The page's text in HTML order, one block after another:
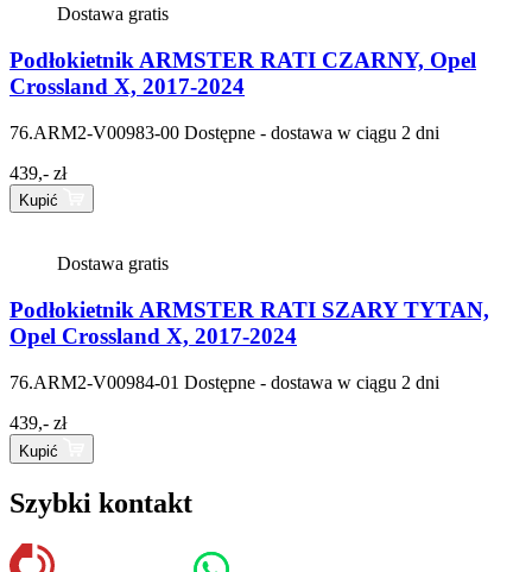
Dostawa gratis
Podłokietnik ARMSTER RATI CZARNY, Opel
Crossland X, 2017-2024
76.ARM2-V00983-00 Dostępne - dostawa w ciągu 2 dni
439,- zł
Kupić
Dostawa gratis
Podłokietnik ARMSTER RATI SZARY TYTAN,
Opel Crossland X, 2017-2024
76.ARM2-V00984-01 Dostępne - dostawa w ciągu 2 dni
439,- zł
Kupić
Szybki kontakt